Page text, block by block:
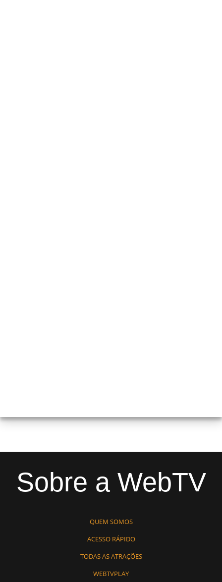
Sobre a WebTV
QUEM SOMOS
ACESSO RÁPIDO
TODAS AS ATRAÇÕES
WEBTVPLAY